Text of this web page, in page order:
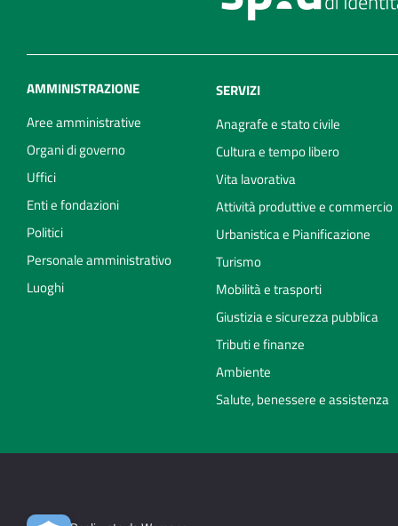
AMMINISTRAZIONE
Aree amministrative
Organi di governo
Uffici
Enti e fondazioni
Politici
Personale amministrativo
Luoghi
SERVIZI
Anagrafe e stato civile
Cultura e tempo libero
Vita lavorativa
Attività produttive e commercio
Urbanistica e Pianificazione
Turismo
Mobilità e trasporti
Giustizia e sicurezza pubblica
Tributi e finanze
Ambiente
Salute, benessere e assistenza